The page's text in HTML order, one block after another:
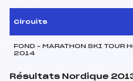
Circuits
FOND – MARATHON SKI TOUR
2014
Résultats Nordique